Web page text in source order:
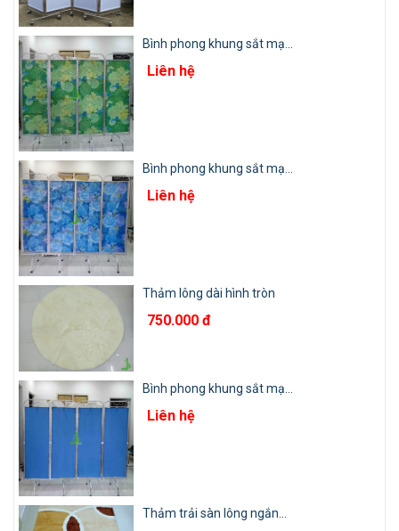
Bình phong khung sắt mạ...
Liên hệ
Bình phong khung sắt mạ...
Liên hệ
Thảm lông dài hình tròn
750.000 đ
Bình phong khung sắt mạ...
Liên hệ
Thảm trải sàn lông ngắn...